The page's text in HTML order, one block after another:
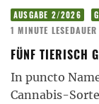
AUSGABE 2/2026
1 MINUTE LESEDAUER
FÜNF TIERISCH
In puncto
Cannabis-